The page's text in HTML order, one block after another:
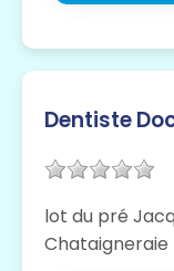
Dentiste
lot du pré
Chataigneraie